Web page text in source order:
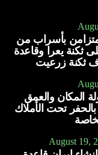
بأسراب من
ثكنة يعرا وقاعدة
ثكنة زرعيت
المكان والعمق
تحت الأملاك
August 19,